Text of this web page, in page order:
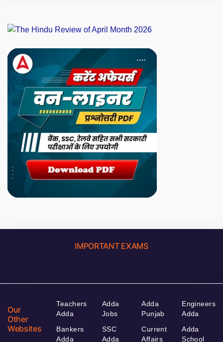
IMPORTANT EXAMS
Our
Other
Websites
Teachers
Adda
Bankers
Adda
Adda
Jobs
SSC
Adda
Adda
Punjab
Current
Affairs
Engineers
Adda
Adda
School